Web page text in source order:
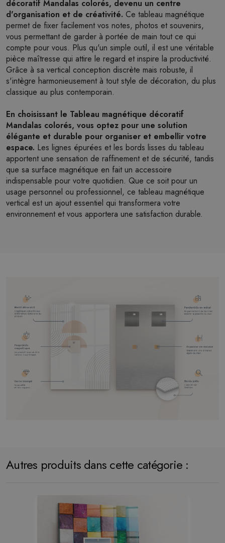
décoratif Mandalas colorés, devenu un centre
d'organisation et de créativité. Ce tableau magnétique
permet de fixer facilement vos notes, photos et souvenirs,
vous permettant de garder à portée de main tout ce qui
compte pour vous. Plus qu'un simple outil, il est une véritable
pièce maîtresse qui attire le regard et inspire la productivité.
Grâce à sa vertical conception discrète mais robuste, il
s'intègre harmonieusement à tout style de décoration, du plus
classique au plus contemporain.
En choisissant le Tableau magnétique décoratif
Mandalas colorés, vous optez pour une solution
élégante et durable pour organiser et embellir votre
espace. Les lignes épurées et les bords lisses du tableau
apportent une sensation de raffinement et de sécurité, tandis
que sa surface magnétique en fait un accessoire
indispensable pour votre quotidien. Que ce soit pour un
usage personnel ou professionnel, ce tableau magnétique
vertical est un ajout essentiel qui transformera votre
environnement et vous apportera une satisfaction durable.
Autres produits dans cette catégorie :